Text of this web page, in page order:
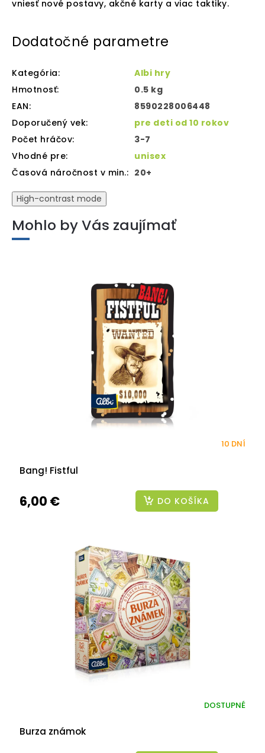
vniesť nové postavy, akčné karty a viac taktiky.
Dodatočné parametre
Kategória:
Albi hry
Hmotnosť:
0.5 kg
EAN:
8590228006448
Doporučený vek:
pre deti od 10 rokov
Počet hráčov:
3-7
Vhodné pre:
unisex
Časová náročnost v min.: 20+
High-contrast mode
Mohlo by Vás zaujímať
Bang! Fistful
10 DNÍ
6,00 € DO KOŠÍKA
Burza známok
DOSTUPNÉ